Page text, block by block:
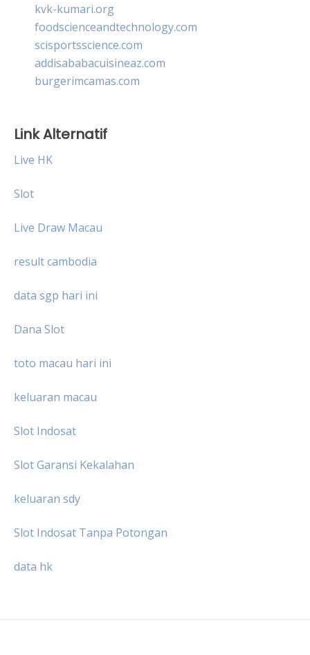
kvk-kumari.org
foodscienceandtechnology.com
scisportsscience.com
addisababacuisineaz.com
burgerimcamas.com
Link Alternatif
Live HK
Slot
Live Draw Macau
result cambodia
data sgp hari ini
Dana Slot
toto macau hari ini
keluaran macau
Slot Indosat
Slot Garansi Kekalahan
keluaran sdy
Slot Indosat Tanpa Potongan
data hk